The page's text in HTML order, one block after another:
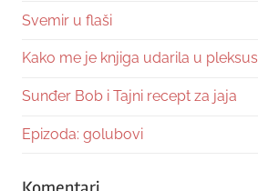
Svemir u flaši
Kako me je knjiga udarila u pleksus
Sunđer Bob i Tajni recept za jaja
Epizoda: golubovi